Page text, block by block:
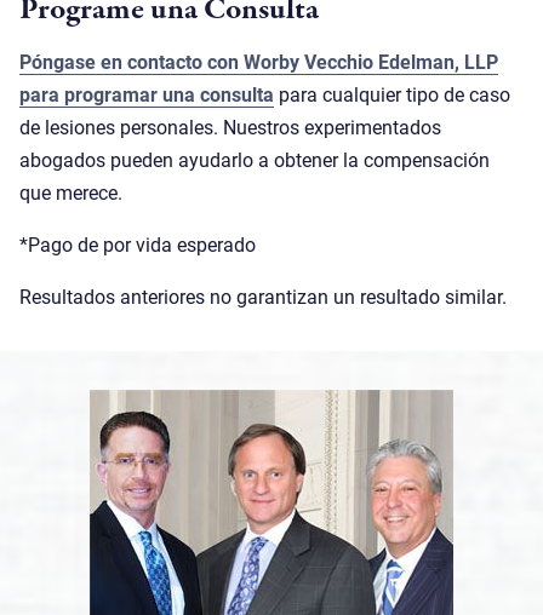
Programe una Consulta
Póngase en contacto con Worby Vecchio Edelman, LLP
para programar una consulta para cualquier tipo de caso
de lesiones personales. Nuestros experimentados
abogados pueden ayudarlo a obtener la compensación
que merece.
*Pago de por vida esperado
Resultados anteriores no garantizan un resultado similar.